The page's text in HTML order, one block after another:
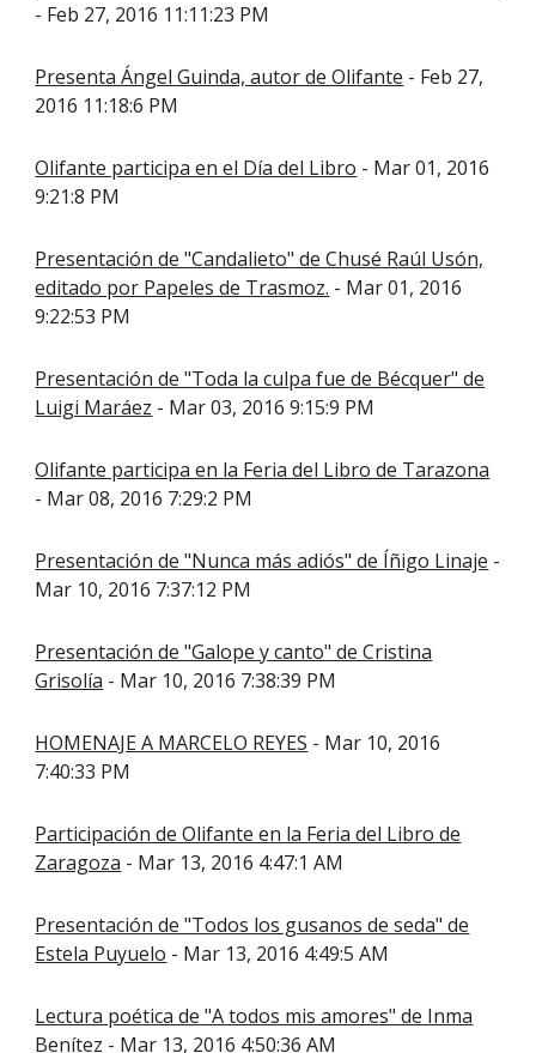
- Feb 27, 2016 11:11:23 PM
Presenta Ángel Guinda, autor de Olifante - Feb 27,
2016 11:18:6 PM
Olifante participa en el Día del Libro - Mar 01, 2016
9:21:8 PM
Presentación de "Candalieto" de Chusé Raúl Usón,
editado por Papeles de Trasmoz. - Mar 01, 2016
9:22:53 PM
Presentación de "Toda la culpa fue de Bécquer" de
Luigi Maráez - Mar 03, 2016 9:15:9 PM
Olifante participa en la Feria del Libro de Tarazona
- Mar 08, 2016 7:29:2 PM
Presentación de "Nunca más adiós" de Íñigo Linaje -
Mar 10, 2016 7:37:12 PM
Presentación de "Galope y canto" de Cristina
Grisolía - Mar 10, 2016 7:38:39 PM
HOMENAJE A MARCELO REYES - Mar 10, 2016
7:40:33 PM
Participación de Olifante en la Feria del Libro de
Zaragoza - Mar 13, 2016 4:47:1 AM
Presentación de "Todos los gusanos de seda" de
Estela Puyuelo - Mar 13, 2016 4:49:5 AM
Lectura poética de "A todos mis amores" de Inma
Benítez - Mar 13, 2016 4:50:36 AM